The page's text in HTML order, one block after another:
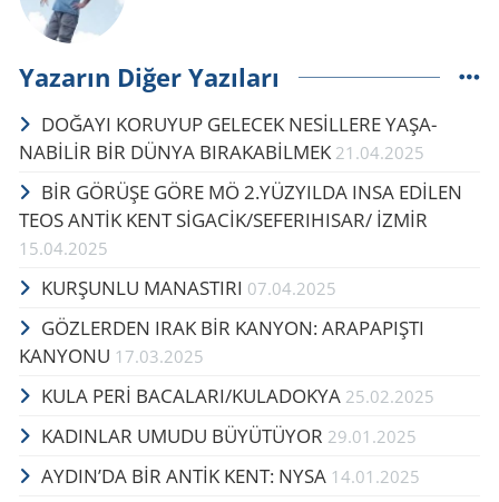
Yazarın Diğer Yazıları
DO­ĞA­YI KO­RU­YUP GE­LECEK NESİLLERE YA­ŞA­
NABİLİR BİR DÜNYA BI­RA­KABİLMEK 21.04.2025
BİR GÖ­RÜ­ŞE GÖRE MÖ 2.YÜZ­YIL­DA INSA EDİLEN
TEOS ANTİK KENT SİGACİK/SE­FE­RI­HI­SAR/ İZMİR
15.04.2025
KUR­ŞUN­LU MA­NAS­TI­RI 07.04.2025
GÖZLERDEN IRAK BİR KANYON: ARAPAPIŞTI
KANYONU 17.03.2025
KULA PERİ BA­CA­LA­RI/KU­LA­DOK­YA 25.02.2025
KA­DIN­LAR UMUDU BÜ­YÜ­TÜ­YOR 29.01.2025
AYDIN’DA BİR ANTİK KENT: NYSA 14.01.2025